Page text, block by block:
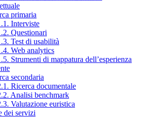
primaria
Interviste
Questionari
Test di usabilità
Web analytics
Strumenti di mappatura dell’esperienza
secondaria
Ricerca documentale
Analisi benchmark
Valutazione euristica
dei servizi